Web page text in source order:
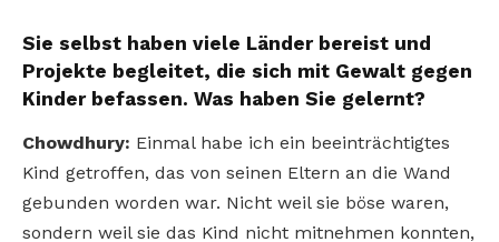
Sie selbst haben viele Länder bereist und
Projekte begleitet, die sich mit Gewalt gegen
Kinder befassen. Was haben Sie gelernt?
Chowdhury: Einmal habe ich ein beeinträchtigtes
Kind getroffen, das von seinen Eltern an die Wand
gebunden worden war. Nicht weil sie böse waren,
sondern weil sie das Kind nicht mitnehmen konnten,